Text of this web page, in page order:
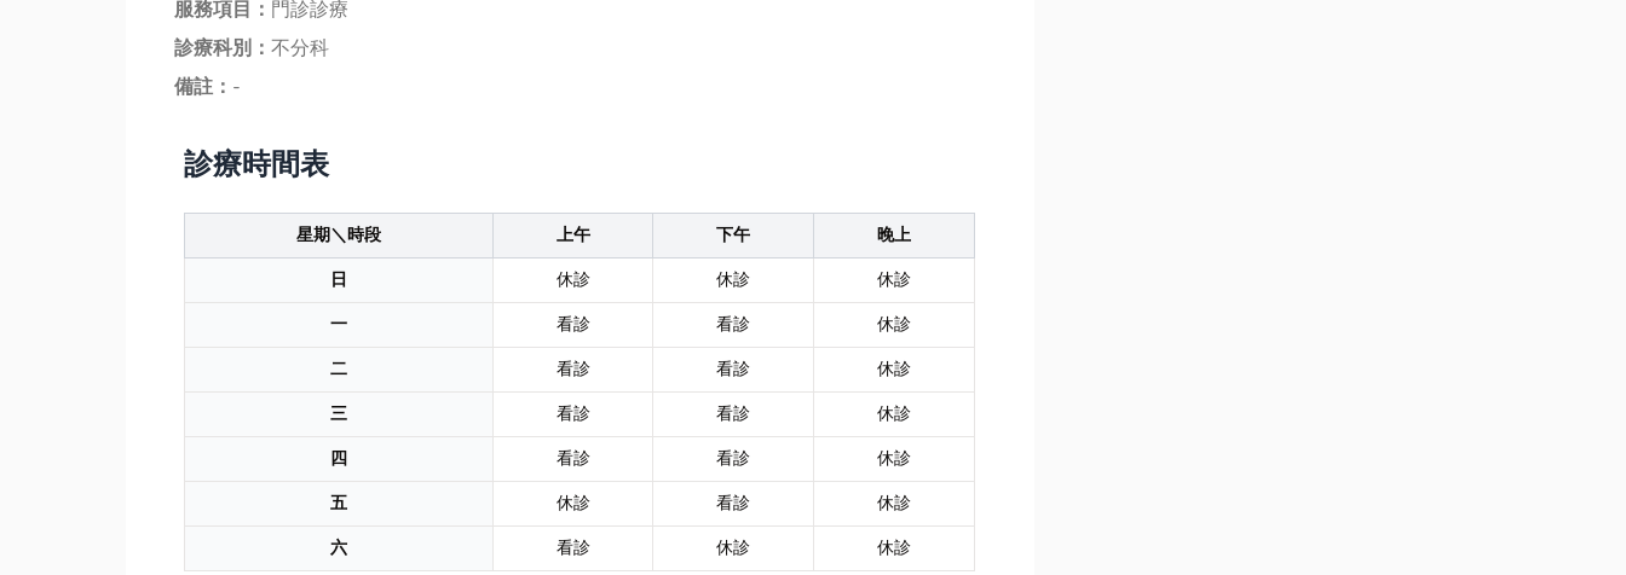
服務項目： 門診診療
診療科別： 不分科
備註： -
診療時間表
星期＼時段 上午 下午
晚上
日
休診 休診
休診
一
看診 看診
休診
二
看診 看診
休診
三
看診 看診
休診
四
看診 看診
休診
五
休診 看診
休診
六
看診 休診 休診